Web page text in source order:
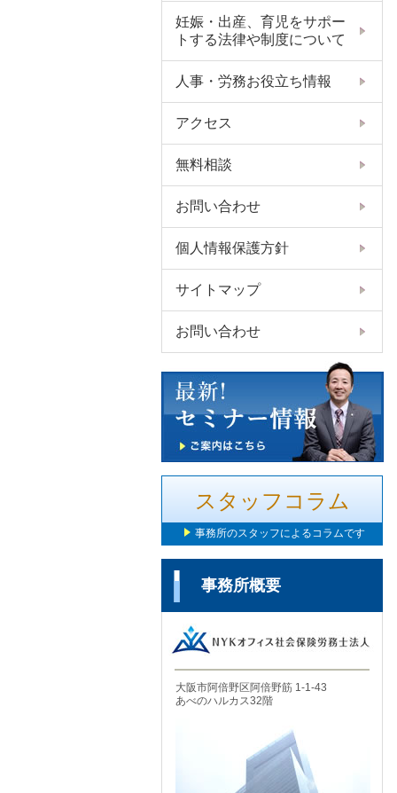
妊娠・出産、育児をサポー
トする法律や制度について
人事・労務お役立ち情報
アクセス
無料相談
お問い合わせ
個人情報保護方針
サイトマップ
お問い合わせ
スタッフコラム
事務所のスタッフによるコラムです
事務所概要
大阪市阿倍野区阿倍野筋 1-1-43
あべのハルカス32階